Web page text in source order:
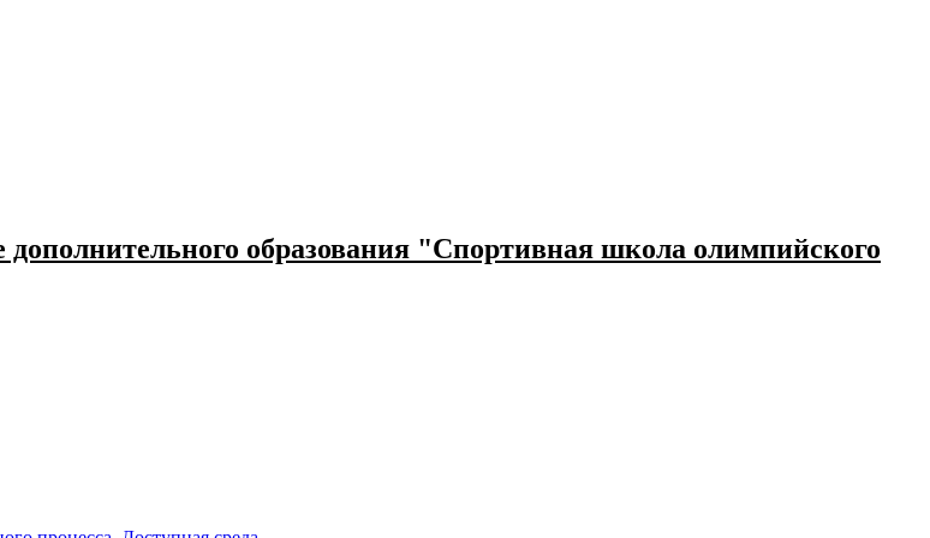
дополнительного образования "Спортивная школа олимпийского